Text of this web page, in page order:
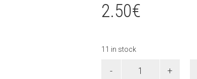
2.50€
11 in stock
"Lõpupidu"